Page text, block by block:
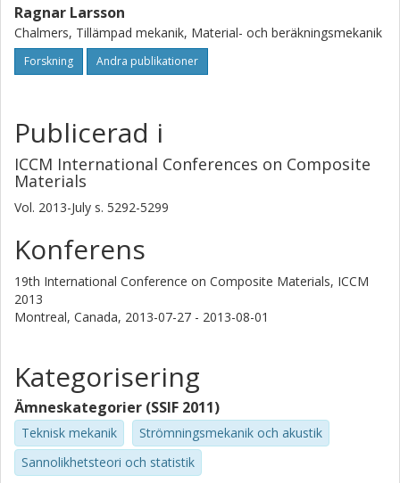
Ragnar Larsson
Chalmers, Tillämpad mekanik, Material- och beräkningsmekanik
Forskning Andra publikationer
Publicerad i
ICCM International Conferences on Composite
Materials
Vol. 2013-July s. 5292-5299
Konferens
19th International Conference on Composite Materials, ICCM
2013
Montreal, Canada, 2013-07-27 - 2013-08-01
Kategorisering
Ämneskategorier (SSIF 2011)
Teknisk mekanik
Strömningsmekanik och akustik
Sannolikhetsteori och statistik